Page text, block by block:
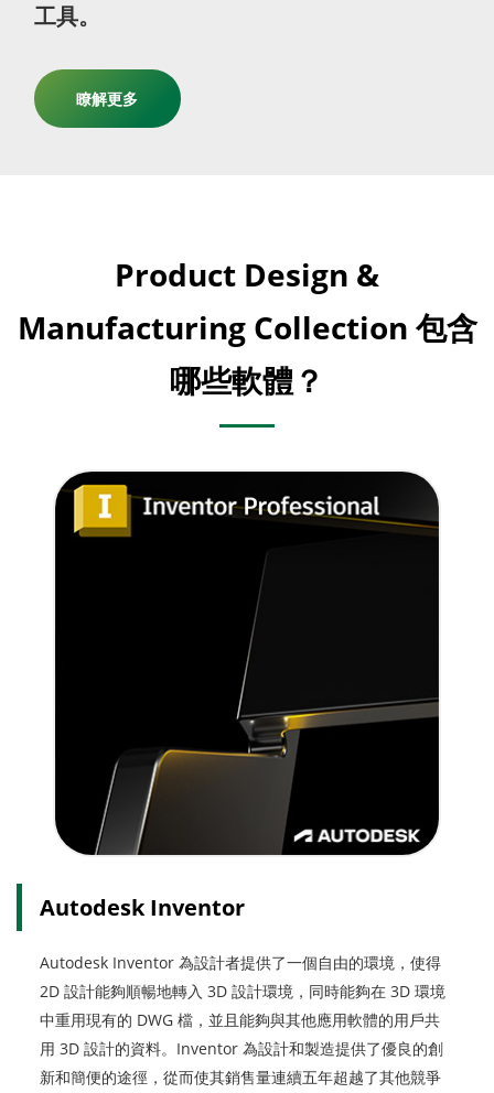
工具。
瞭解更多
Product Design &
Manufacturing Collection 包含
哪些軟體？
Autodesk Inventor
Autodesk Inventor 為設計者提供了一個自由的環境，使得
2D 設計能夠順暢地轉入 3D 設計環境，同時能夠在 3D 環境
中重用現有的 DWG 檔，並且能夠與其他應用軟體的用戶共
用 3D 設計的資料。Inventor 為設計和製造提供了優良的創
新和簡便的途徑，從而使其銷售量連續五年超越了其他競爭